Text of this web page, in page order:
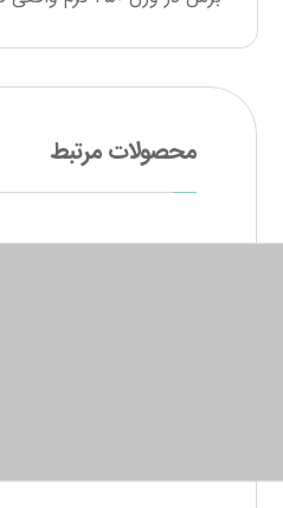
محصولات مرتبط